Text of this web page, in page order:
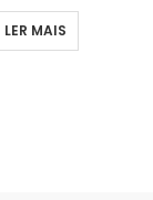
LER MAIS